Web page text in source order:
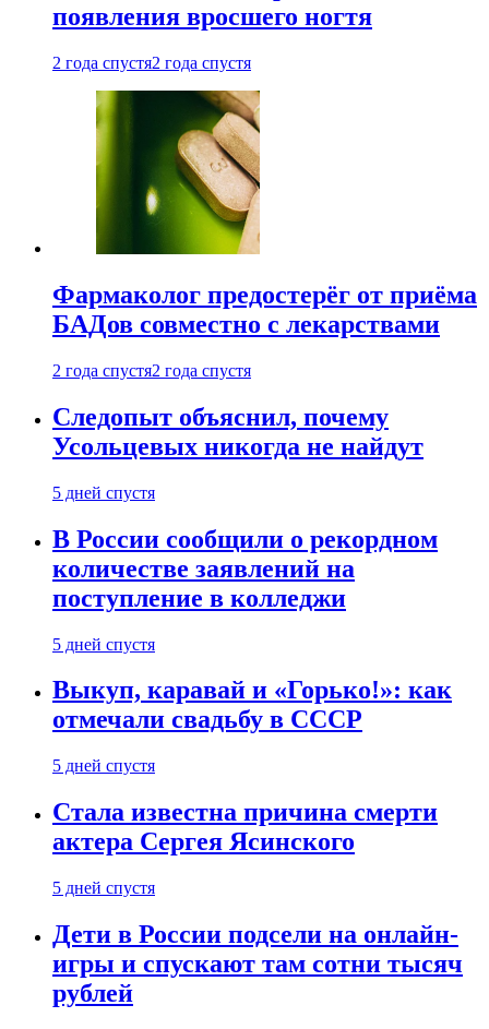
появления вросшего ногтя
2 года спустя2 года спустя
Фармаколог предостерёг от приёма
БАДов совместно с лекарствами
2 года спустя2 года спустя
Следопыт объяснил, почему
Усольцевых никогда не найдут
5 дней спустя
В России сообщили о рекордном
количестве заявлений на
поступление в колледжи
5 дней спустя
Выкуп, каравай и «Горько!»: как
отмечали свадьбу в СССР
5 дней спустя
Стала известна причина смерти
актера Сергея Ясинского
5 дней спустя
Дети в России подсели на онлайн-
игры и спускают там сотни тысяч
рублей